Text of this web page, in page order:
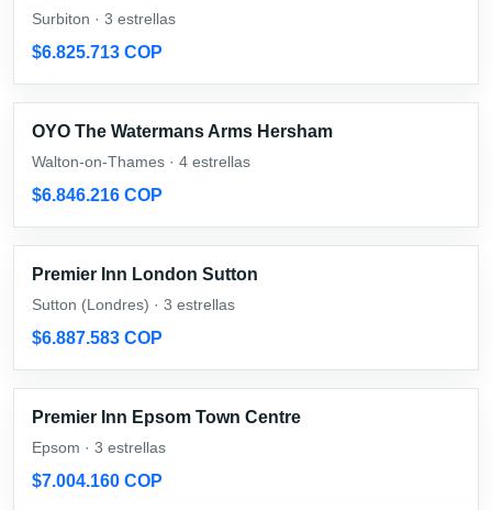
Surbiton · 3 estrellas
$6.825.713 COP
OYO The Watermans Arms Hersham
Walton-on-Thames · 4 estrellas
$6.846.216 COP
Premier Inn London Sutton
Sutton (Londres) · 3 estrellas
$6.887.583 COP
Premier Inn Epsom Town Centre
Epsom · 3 estrellas
$7.004.160 COP